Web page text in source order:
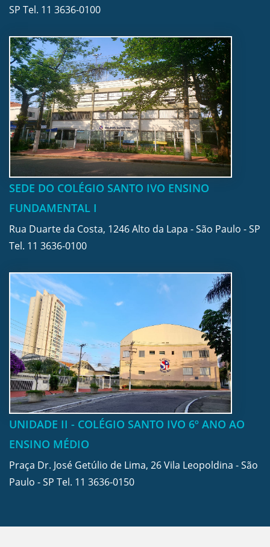
SP Tel. 11 3636-0100
SEDE DO COLÉGIO SANTO IVO ENSINO
FUNDAMENTAL I
Rua Duarte da Costa, 1246 Alto da Lapa - São Paulo - SP
Tel. 11 3636-0100
UNIDADE II - COLÉGIO SANTO IVO 6º ANO AO
ENSINO MÉDIO
Praça Dr. José Getúlio de Lima, 26 Vila Leopoldina - São
Paulo - SP Tel. 11 3636-0150